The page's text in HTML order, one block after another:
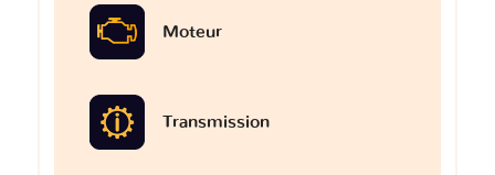
Moteur
Transmission